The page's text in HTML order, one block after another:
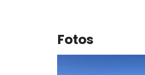
Fotos